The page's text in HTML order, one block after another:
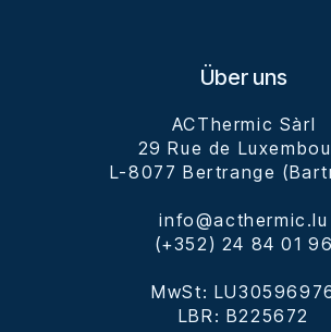
Über uns
ACThermic Sàrl
29 Rue de
L-8077 Bertrange
info@acthermic.lu
(+352) 24 84 01 96
MwSt:
LBR: B225672